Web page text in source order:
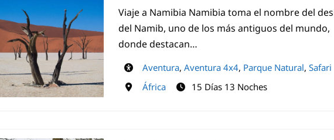
Viaje a Namibia Namibia toma el nombre del
del Namib, uno de los más antiguos del mundo,
donde destacan…
Aventura, Aventura 4x4, Parque Natural, Safari
África
15 Días 13 Noches